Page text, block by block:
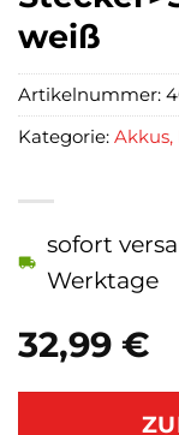
weiß
32,99 €
sofort
Werktage
Artikelnummer:
Kategorie: Akkus,